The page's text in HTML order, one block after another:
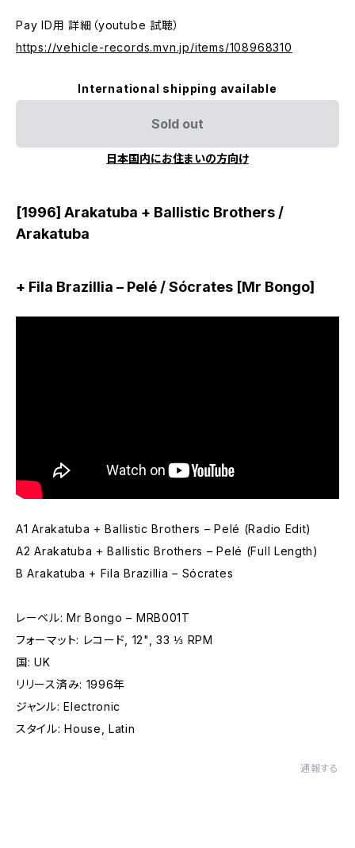
Pay ID用 詳細（youtube 試聴）
https://vehicle-records.mvn.jp/items/108968310
International shipping available
Sold out
日本国内にお住まいの方向け
[1996] Arakatuba + Ballistic Brothers /
Arakatuba
+ Fila Brazillia – Pelé / Sócrates [Mr Bongo]
A1 Arakatuba + Ballistic Brothers – Pelé (Radio Edit)
A2 Arakatuba + Ballistic Brothers – Pelé (Full Length)
B Arakatuba + Fila Brazillia – Sócrates
レーベル: Mr Bongo – MRB001T
フォーマット: レコード, 12", 33 ⅓ RPM
国: UK
リリース済み: 1996年
ジャンル: Electronic
スタイル: House, Latin
通報する